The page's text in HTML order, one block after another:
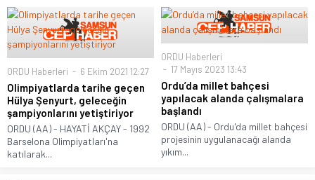
ORDU Haberleri 6 Ekim 2021 12:27
Olimpiyatlarda tarihe geçen
Hülya Şenyurt, geleceğin
şampiyonlarını yetiştiriyor
ORDU (AA) - HAYATİ AKÇAY - 1992
Barselona Olimpiyatları'na
katılarak...
ORDU Haberleri
17 Mayıs 2023 13:43
Ordu’da millet bahçesi
yapılacak alanda çalışmalara
başlandı
ORDU (AA) - Ordu'da millet bahçesi
projesinin uygulanacağı alanda
yıkım...